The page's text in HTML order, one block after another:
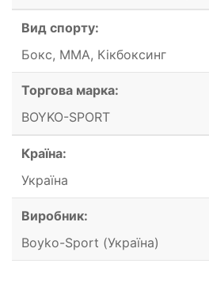
Вид спорту:
Бокс, ММА, Кікбоксинг
Торгова марка:
BOYKO-SPORT
Країна:
Україна
Виробник:
Boyko-Sport (Україна)